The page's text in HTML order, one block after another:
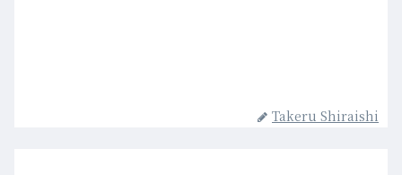
Takeru Shiraishi